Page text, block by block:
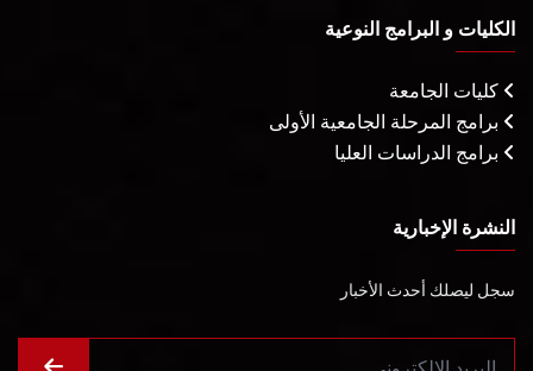
الكليات و البرامج النوعية
كليات الجامعة
برامج المرحلة الجامعية الأولى
برامج الدراسات العليا
النشرة الإخبارية
سجل ليصلك أحدث الأخبار